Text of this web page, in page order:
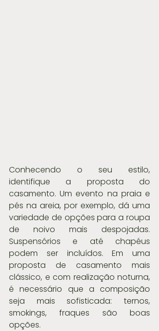
Conhecendo o seu estilo,
identifique a proposta do
casamento. Um evento na praia e
pés na areia, por exemplo, dá uma
variedade de opções para a roupa
de noivo mais despojadas.
Suspensórios e até chapéus
podem ser incluídos. Em uma
proposta de casamento mais
clássico, e com realização noturna,
é necessário que a composição
seja mais sofisticada: ternos,
smokings, fraques são boas
opções.